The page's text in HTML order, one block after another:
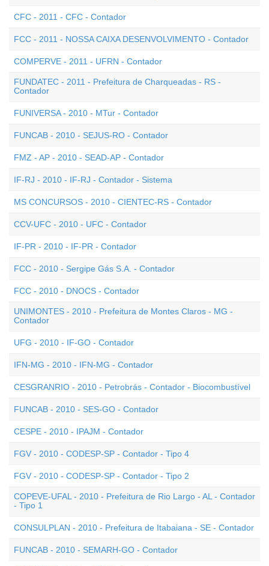
CFC - 2011 - CFC - Contador
FCC - 2011 - NOSSA CAIXA DESENVOLVIMENTO - Contador
COMPERVE - 2011 - UFRN - Contador
FUNDATEC - 2011 - Prefeitura de Charqueadas - RS -
Contador
FUNIVERSA - 2010 - MTur - Contador
FUNCAB - 2010 - SEJUS-RO - Contador
FMZ - AP - 2010 - SEAD-AP - Contador
IF-RJ - 2010 - IF-RJ - Contador - Sistema
MS CONCURSOS - 2010 - CIENTEC-RS - Contador
CCV-UFC - 2010 - UFC - Contador
IF-PR - 2010 - IF-PR - Contador
FCC - 2010 - Sergipe Gás S.A. - Contador
FCC - 2010 - DNOCS - Contador
UNIMONTES - 2010 - Prefeitura de Montes Claros - MG -
Contador
UFG - 2010 - IF-GO - Contador
IFN-MG - 2010 - IFN-MG - Contador
CESGRANRIO - 2010 - Petrobrás - Contador - Biocombustível
FUNCAB - 2010 - SES-GO - Contador
CESPE - 2010 - IPAJM - Contador
FGV - 2010 - CODESP-SP - Contador - Tipo 4
FGV - 2010 - CODESP-SP - Contador - Tipo 2
COPEVE-UFAL - 2010 - Prefeitura de Rio Largo - AL - Contador
- Tipo 1
CONSULPLAN - 2010 - Prefeitura de Itabaiana - SE - Contador
FUNCAB - 2010 - SEMARH-GO - Contador